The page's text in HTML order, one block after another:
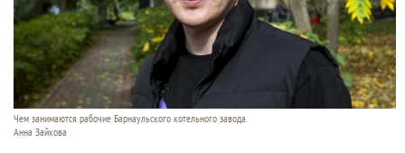
Чем занимаются рабочие Барнаульского котельного завода.
Анна Зайкова